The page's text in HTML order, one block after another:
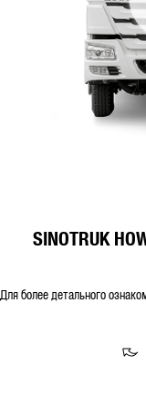
SINOTRUK
Для более детального